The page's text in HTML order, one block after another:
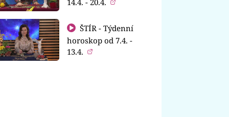
14.4. - 20.4.
ŠTÍR - Týdenní
horoskop od 7.4. -
13.4.